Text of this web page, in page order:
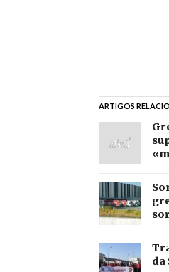
ARTIGOS
da